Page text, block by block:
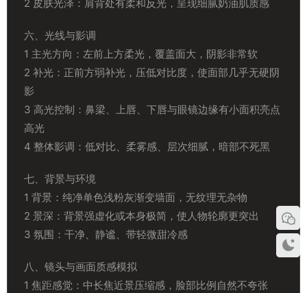
2 皮肤光泽：肩背处有柔和反光，呈现细腻奶油肌质感
六、光线与影调
1 主光方向：左前上方柔光，覆盖面大，阴影非常软
2 补光：正前方弱补光，压低对比度，使面部几乎无硬阴
影
3 高光控制：鼻梁、上唇、下唇与眼镜边缘有小面积亮点
高光
4 整体影调：低对比、柔雾感、层次细腻，暗部不死黑
七、背景与环境
1 背景：纯净单色浅粉灰渐变墙面，无纹理无杂物
2 景深：背景强虚化或本身极简，使人物轮廓更突出
3 氛围：干净、静谧、带轻微甜冷感
八、镜头与画面质感模拟
1 焦距感觉：中长焦近景压缩感，脸部比例自然不夸张